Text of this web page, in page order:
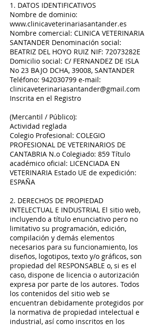
1. DATOS IDENTIFICATIVOS
Nombre de dominio:
www.clinicaveterinariasantander.es
Nombre comercial: CLINICA VETERINARIA
SANTANDER Denominación social:
BEATRIZ DEL HOYO RUIZ NIF: 72073282E
Domicilio social: C/ FERNANDEZ DE ISLA
No 23 BAJO DCHA, 39008, SANTANDER
Teléfono: 942030799 e-mail:
clinicaveterinariasantander@gmail.com
Inscrita en el Registro
(Mercantil / Público):
Actividad reglada
Colegio Profesional: COLEGIO
PROFESIONAL DE VETERINARIOS DE
CANTABRIA N.o Colegiado: 859 Título
académico oficial: LICENCIADA EN
VETERINARIA Estado UE de expedición:
ESPAÑA
2. DERECHOS DE PROPIEDAD
INTELECTUAL E INDUSTRIAL El sitio web,
incluyendo a título enunciativo pero no
limitativo su programación, edición,
compilación y demás elementos
necesarios para su funcionamiento, los
diseños, logotipos, texto y/o gráficos, son
propiedad del RESPONSABLE o, si es el
caso, dispone de licencia o autorización
expresa por parte de los autores. Todos
los contenidos del sitio web se
encuentran debidamente protegidos por
la normativa de propiedad intelectual e
industrial, así como inscritos en los